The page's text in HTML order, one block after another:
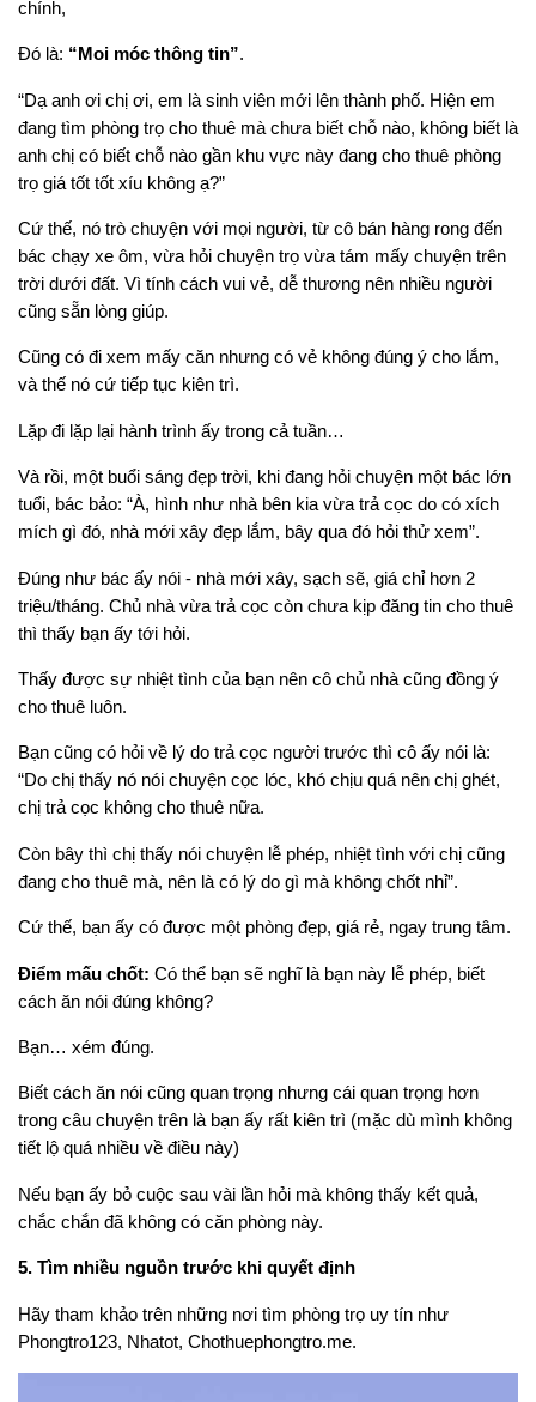
chính,
Đó là: “Moi móc thông tin”.
“Dạ anh ơi chị ơi, em là sinh viên mới lên thành phố. Hiện em
đang tìm phòng trọ cho thuê mà chưa biết chỗ nào, không biết là
anh chị có biết chỗ nào gần khu vực này đang cho thuê phòng
trọ giá tốt tốt xíu không ạ?”
Cứ thế, nó trò chuyện với mọi người, từ cô bán hàng rong đến
bác chạy xe ôm, vừa hỏi chuyện trọ vừa tám mấy chuyện trên
trời dưới đất. Vì tính cách vui vẻ, dễ thương nên nhiều người
cũng sẵn lòng giúp.
Cũng có đi xem mấy căn nhưng có vẻ không đúng ý cho lắm,
và thế nó cứ tiếp tục kiên trì.
Lặp đi lặp lại hành trình ấy trong cả tuần…
Và rồi, một buổi sáng đẹp trời, khi đang hỏi chuyện một bác lớn
tuổi, bác bảo: “À, hình như nhà bên kia vừa trả cọc do có xích
mích gì đó, nhà mới xây đẹp lắm, bây qua đó hỏi thử xem”.
Đúng như bác ấy nói - nhà mới xây, sạch sẽ, giá chỉ hơn 2
triệu/tháng. Chủ nhà vừa trả cọc còn chưa kịp đăng tin cho thuê
thì thấy bạn ấy tới hỏi.
Thấy được sự nhiệt tình của bạn nên cô chủ nhà cũng đồng ý
cho thuê luôn.
Bạn cũng có hỏi về lý do trả cọc người trước thì cô ấy nói là:
“Do chị thấy nó nói chuyện cọc lóc, khó chịu quá nên chị ghét,
chị trả cọc không cho thuê nữa.
Còn bây thì chị thấy nói chuyện lễ phép, nhiệt tình với chị cũng
đang cho thuê mà, nên là có lý do gì mà không chốt nhỉ”.
Cứ thế, bạn ấy có được một phòng đẹp, giá rẻ, ngay trung tâm.
Điểm mấu chốt: Có thể bạn sẽ nghĩ là bạn này lễ phép, biết
cách ăn nói đúng không?
Bạn… xém đúng.
Biết cách ăn nói cũng quan trọng nhưng cái quan trọng hơn
trong câu chuyện trên là bạn ấy rất kiên trì (mặc dù mình không
tiết lộ quá nhiều về điều này)
Nếu bạn ấy bỏ cuộc sau vài lần hỏi mà không thấy kết quả,
chắc chắn đã không có căn phòng này.
5. Tìm nhiều nguồn trước khi quyết định
Hãy tham khảo trên những nơi tìm phòng trọ uy tín như
Phongtro123, Nhatot, Chothuephongtro.me.